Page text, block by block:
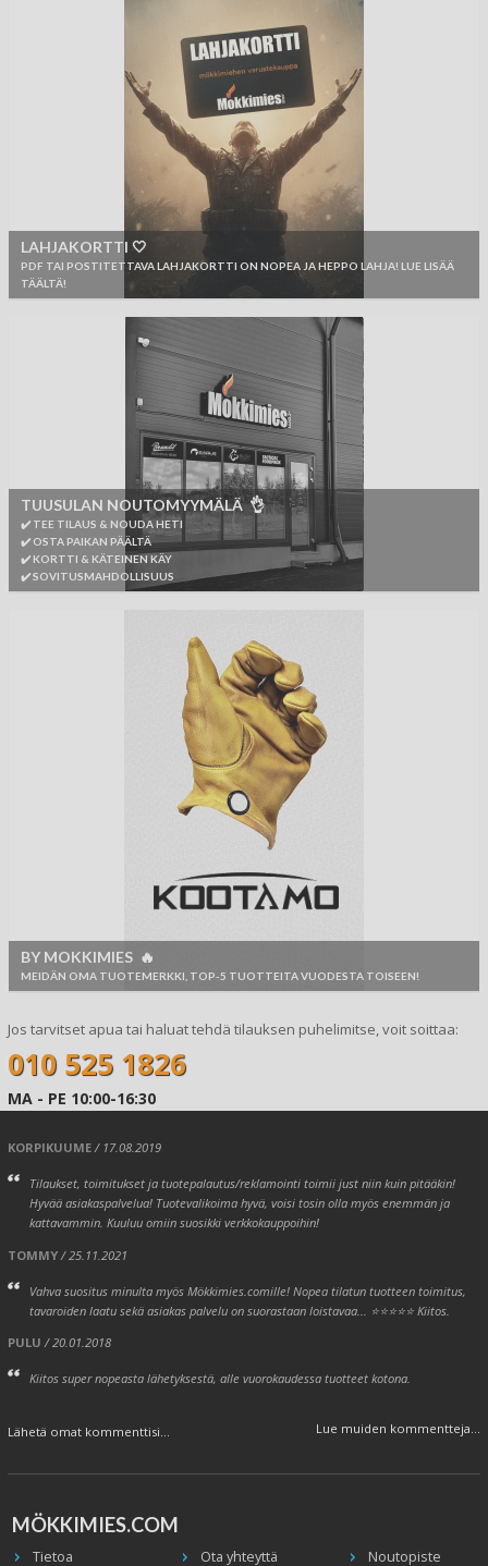
LAHJAKORTTI 🤍
PDF TAI POSTITETTAVA LAHJAKORTTI ON NOPEA JA HEPPO LAHJA! LUE LISÄÄ
TÄÄLTÄ!
TUUSULAN NOUTOMYYMÄLÄ 👌
✔️ TEE TILAUS & NOUDA HETI
✔️ OSTA PAIKAN PÄÄLTÄ
✔️ KORTTI & KÄTEINEN KÄY
✔️ SOVITUSMAHDOLLISUUS
BY MOKKIMIES 🔥
MEIDÄN OMA TUOTEMERKKI, TOP-5 TUOTTEITA VUODESTA TOISEEN!
Jos tarvitset apua tai haluat tehdä tilauksen puhelimitse, voit soittaa:
010 525 1826
MA - PE 10:00-16:30
KORPIKUUME/ 17.08.2019
Tilaukset, toimitukset ja tuotepalautus/reklamointi toimii just niin kuin pitääkin!
Hyvää asiakaspalvelua! Tuotevalikoima hyvä, voisi tosin olla myös enemmän ja
kattavammin. Kuuluu omiin suosikki verkkokauppoihin!
TOMMY / 25.11.2021
Vahva suositus minulta myös Mökkimies.comille! Nopea tilatun tuotteen toimitus,
tavaroiden laatu sekä asiakas palvelu on suorastaan loistavaa... ⭐⭐⭐⭐⭐ Kiitos.
PULU / 20.01.2018
Kiitos super nopeasta lähetyksestä, alle vuorokaudessa tuotteet kotona.
Lähetä omat kommenttisi... Lue muiden kommentteja...
MÖKKIMIES.COM
Tietoa
Ota yhteyttä
Noutopiste